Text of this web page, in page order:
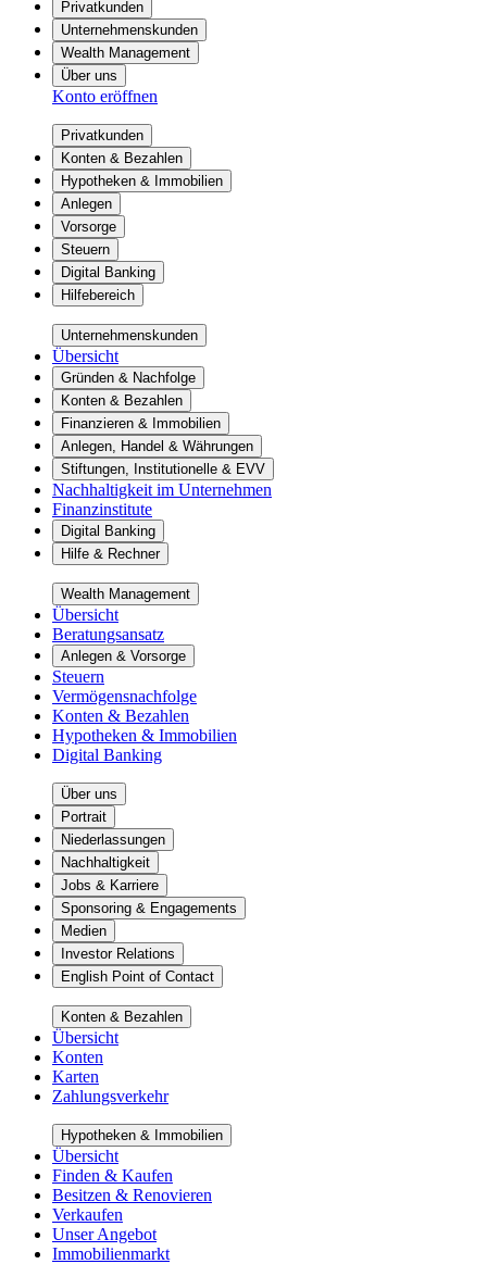
Privatkunden
Unternehmenskunden
Wealth Management
Über uns
Konto eröffnen
Privatkunden
Konten & Bezahlen
Hypotheken & Immobilien
Anlegen
Vorsorge
Steuern
Digital Banking
Hilfebereich
Unternehmenskunden
Übersicht
Gründen & Nachfolge
Konten & Bezahlen
Finanzieren & Immobilien
Anlegen, Handel & Währungen
Stiftungen, Institutionelle & EVV
Nachhaltigkeit im Unternehmen
Finanzinstitute
Digital Banking
Hilfe & Rechner
Wealth Management
Übersicht
Beratungsansatz
Anlegen & Vorsorge
Steuern
Vermögensnachfolge
Konten & Bezahlen
Hypotheken & Immobilien
Digital Banking
Über uns
Portrait
Niederlassungen
Nachhaltigkeit
Jobs & Karriere
Sponsoring & Engagements
Medien
Investor Relations
English Point of Contact
Konten & Bezahlen
Übersicht
Konten
Karten
Zahlungsverkehr
Hypotheken & Immobilien
Übersicht
Finden & Kaufen
Besitzen & Renovieren
Verkaufen
Unser Angebot
Immobilienmarkt